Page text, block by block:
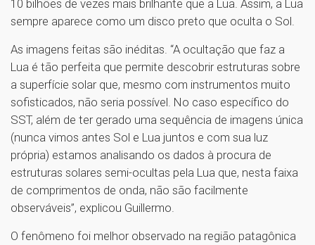
10 bilhões de vezes mais brilhante que a Lua. Assim, a Lua
sempre aparece como um disco preto que oculta o Sol.
As imagens feitas são inéditas. “A ocultação que faz a
Lua é tão perfeita que permite descobrir estruturas sobre
a superfície solar que, mesmo com instrumentos muito
sofisticados, não seria possível. No caso específico do
SST, além de ter gerado uma sequência de imagens única
(nunca vimos antes Sol e Lua juntos e com sua luz
própria) estamos analisando os dados à procura de
estruturas solares semi-ocultas pela Lua que, nesta faixa
de comprimentos de onda, não são facilmente
observáveis”, explicou Guillermo.
O fenômeno foi melhor observado na região patagônica